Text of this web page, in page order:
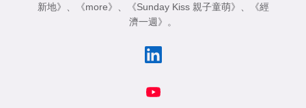
新地》
《more》 《Sunday Kiss 親子童萌》
《經
濟一週》
。